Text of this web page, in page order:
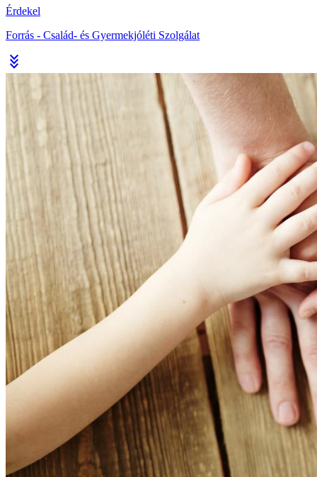
Érdekel
Forrás - Család- és Gyermekjóléti Szolgálat
stat_minus_3